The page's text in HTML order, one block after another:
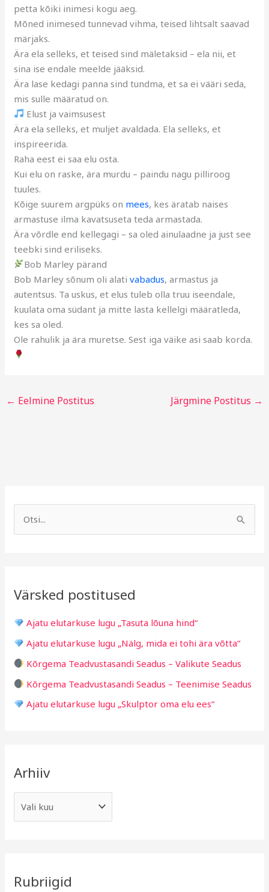
petta kõiki inimesi kogu aeg.
Mõned inimesed tunnevad vihma, teised lihtsalt saavad
märjaks.
Ära ela selleks, et teised sind mäletaksid – ela nii, et
sina ise endale meelde jääksid.
Ära lase kedagi panna sind tundma, et sa ei vääri seda,
mis sulle määratud on.
Elust ja vaimsusest
Ära ela selleks, et muljet avaldada. Ela selleks, et
inspireerida.
Raha eest ei saa elu osta.
Kui elu on raske, ära murdu – paindu nagu pilliroog
tuules.
Kõige suurem argpüks on mees, kes äratab naises
armastuse ilma kavatsuseta teda armastada.
Ära võrdle end kellegagi – sa oled ainulaadne ja just see
teebki sind eriliseks.
Bob Marley pärand
Bob Marley sõnum oli alativabadus, armastus ja
autentsus. Ta uskus, et elus tuleb olla truu iseendale,
kuulata oma südant ja mitte lasta kellelgi määratleda,
kes sa oled.
Ole rahulik ja ära muretse. Sest iga väike asi saab korda.
← Eelmine Postitus Järgmine Postitus →
c
o
r
:
Värsked postitused
Ajatu elutarkuse lugu „Tasuta lõuna hind“
Ajatu elutarkuse lugu „Nälg, mida ei tohi ära võtta“
Kõrgema Teadvustasandi Seadus – Valikute Seadus
Kõrgema Teadvustasandi Seadus – Teenimise Seadus
Ajatu elutarkuse lugu „Skulptor oma elu ees“
Arhiiv
Rubriigid
g
i
d